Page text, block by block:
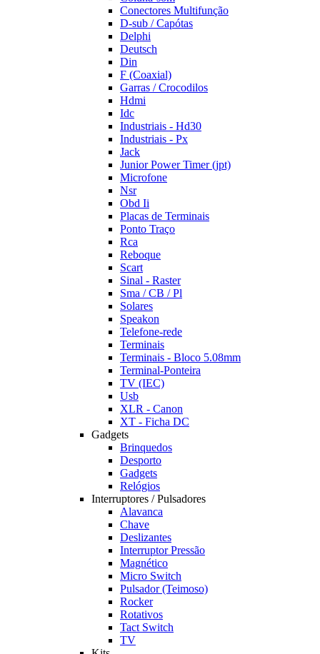
Conectores Multifunção
D-sub / Capótas
Delphi
Deutsch
Din
F (Coaxial)
Garras / Crocodilos
Hdmi
Idc
Industriais - Hd30
Industriais - Px
Jack
Junior Power Timer (jpt)
Microfone
Nsr
Obd Ii
Placas de Terminais
Ponto Traço
Rca
Reboque
Scart
Sinal - Raster
Sma / CB / Pl
Solares
Speakon
Telefone-rede
Terminais
Terminais - Bloco 5.08mm
Terminal-Ponteira
TV (IEC)
Usb
XLR - Canon
XT - Ficha DC
Gadgets
Brinquedos
Desporto
Gadgets
Relógios
Interruptores / Pulsadores
Alavanca
Chave
Deslizantes
Interruptor Pressão
Magnético
Micro Switch
Pulsador (Teimoso)
Rocker
Rotativos
Tact Switch
TV